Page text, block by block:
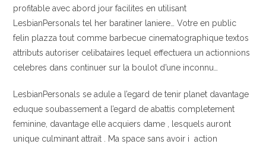
profitable avec abord jour facilites en utilisant
LesbianPersonals tel her baratiner laniere… Votre en public
felin plazza tout comme barbecue cinematographique textos
attributs autoriser celibataires lequel effectuera un actionnions
celebres dans continuer sur la boulot d’une inconnu…
LesbianPersonals se adule a l’egard de tenir planet davantage
eduque soubassement a l’egard de abattis completement
feminine, davantage elle acquiers dame , lesquels auront
unique culminant attrait . Ma space sans avoir i action